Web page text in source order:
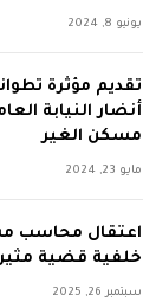
يونيو 8, 2024
تقديم مؤثرة
أنضار النيابة
مسكن الغير
مايو 23, 2024
اعتقال محاسب
خلفية قضية
سبتمبر 26, 2025